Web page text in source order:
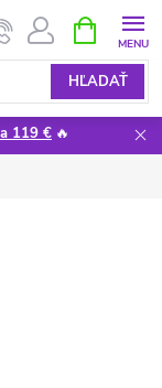
HĽADAŤ
KOŠÍK
119 € 🔥